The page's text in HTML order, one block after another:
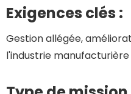
Exigences clés :
Gestion allégée,
l'industrie manufacturière